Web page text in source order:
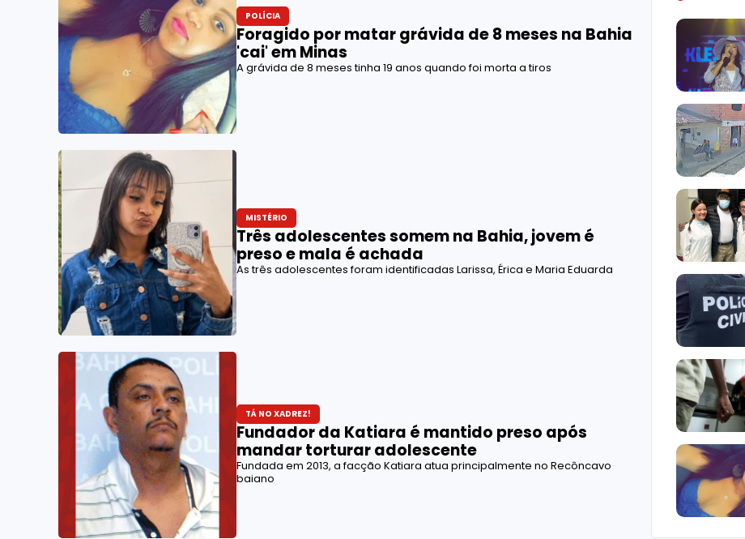
POLÍCIA
Foragido por matar grávida de 8 meses na Bahia
'cai' em Minas
A grávida de 8 meses tinha 19 anos quando foi morta a tiros
MISTÉRIO
Três adolescentes somem na Bahia, jovem é
preso e mala é achada
As três adolescentes foram identificadas Larissa, Érica e Maria Eduarda
TÁ NO XADREZ!
Fundador da Katiara é mantido preso após
mandar torturar adolescente
Fundada em 2013, a facção Katiara atua principalmente no Recôncavo
baiano